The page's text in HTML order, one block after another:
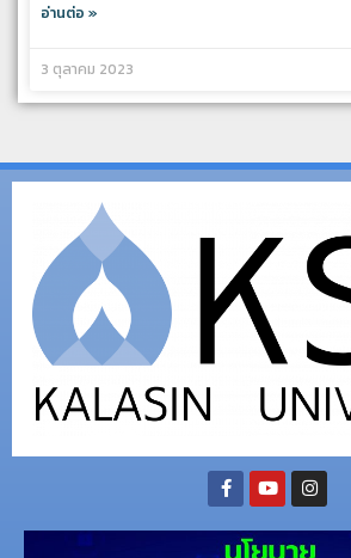
อ่านต่อ »
3 ตุลาคม 2023